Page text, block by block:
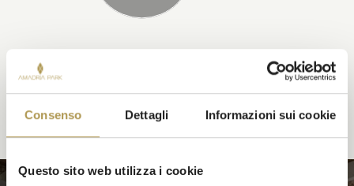
Consenso Dettagli Informazioni sui cookie
Questo sito web utilizza i cookie
POTREBBE PIACERVI ANCHE